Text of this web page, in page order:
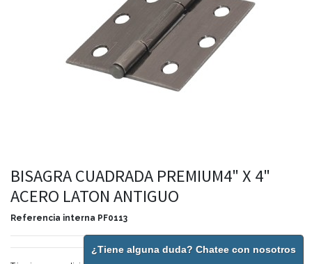
BISAGRA CUADRADA PREMIUM4" X 4"
ACERO LATON ANTIGUO
Referencia interna PF0113
¿Tiene alguna duda? Chatee con nosotros